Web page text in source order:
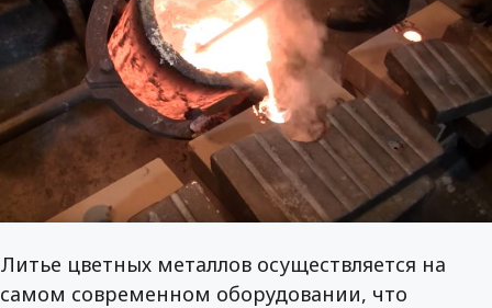
Литье цветных металлов осуществляется на
самом современном оборудовании, что